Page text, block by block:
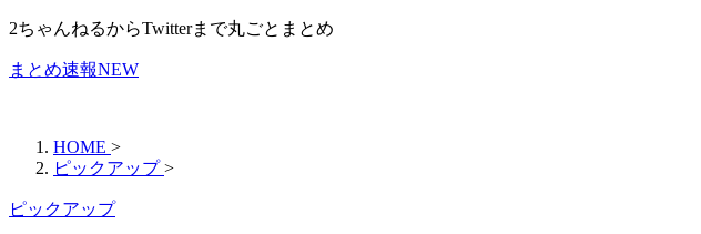
2ちゃんねるからTwitterまで丸ごとまとめ
まとめ速報NEW
HOME >
ピックアップ >
ピックアップ